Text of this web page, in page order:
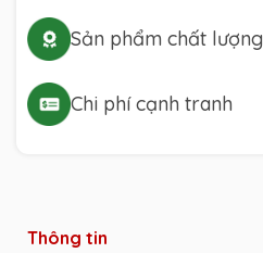
Sản phẩm chất lượng
Chi phí cạnh tranh
Thông tin